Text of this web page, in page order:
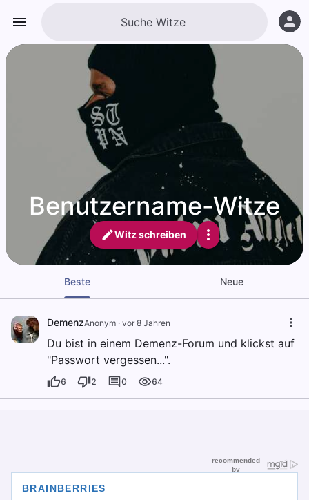
Benutzername-Witze
Witz schreiben
Beste Neue
DemenzAnonym · vor 8 Jahren
Du bist in einem Demenz-Forum und klickst auf
"Passwort vergessen...".
6 2 0 64